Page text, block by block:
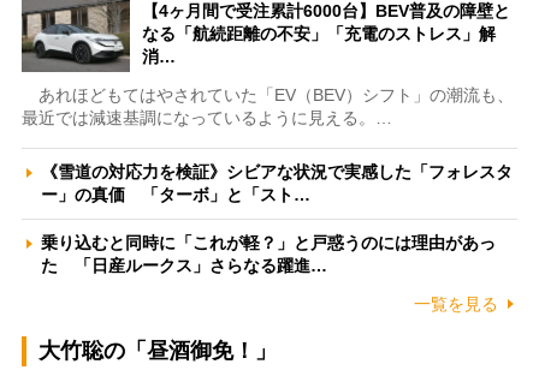
【4ヶ月間で受注累計6000台】BEV普及の障壁と
なる「航続距離の不安」「充電のストレス」解
消…
あれほどもてはやされていた「EV（BEV）シフト」の潮流も、
最近では減速基調になっているように見える。…
《雪道の対応力を検証》シビアな状況で実感した「フォレスタ
ー」の真価 「ターボ」と「スト…
乗り込むと同時に「これが軽？」と戸惑うのには理由があっ
た 「日産ルークス」さらなる躍進…
一覧を見る
大竹聡の「昼酒御免！」